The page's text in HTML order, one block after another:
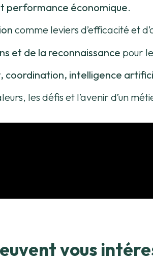
performance économique.
comme leviers d’efficacité et
et de la reconnaissance pour
coordination, intelligence
les défis et l’avenir d’un
vous